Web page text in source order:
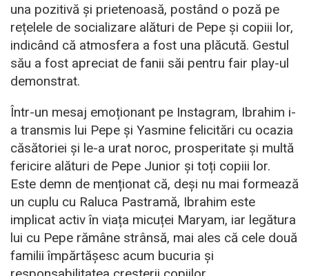
una pozitivă și prietenoasă, postând o poză pe
rețelele de socializare alături de Pepe și copiii lor,
indicând că atmosfera a fost una plăcută. Gestul
său a fost apreciat de fanii săi pentru fair play-ul
demonstrat.
Într-un mesaj emoționant pe Instagram, Ibrahim i-
a transmis lui Pepe și Yasmine felicitări cu ocazia
căsătoriei și le-a urat noroc, prosperitate și multă
fericire alături de Pepe Junior și toți copiii lor.
Este demn de menționat că, deși nu mai formează
un cuplu cu Raluca Pastramă, Ibrahim este
implicat activ în viața micuței Maryam, iar legătura
lui cu Pepe rămâne strânsă, mai ales că cele două
familii împărtășesc acum bucuria și